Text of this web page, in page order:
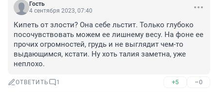
Гость
4 сентября 2023, 07:40
Кипеть от злости? Она себе льстит. Только глубоко
посочувствовать можем ее лишнему весу. На фоне ее
прочих огромностей, грудь и не выглядит чем-то
выдающимся, кстати. Ну хоть талия заметна, уже
неплохо.
ОТВЕТИТЬ 1 +5 –0